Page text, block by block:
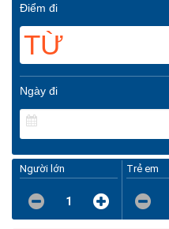
Điểm đi
TỪ
Ngày đi
Người lớn
1
Trẻ em